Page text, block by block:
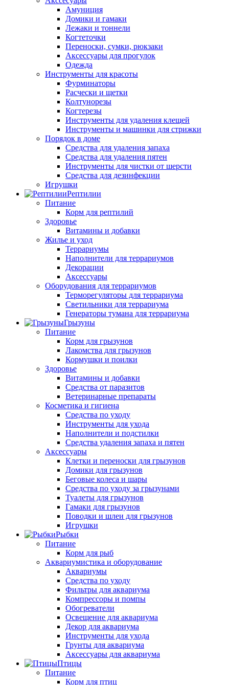
Амуниция
Домики и гамаки
Лежаки и тоннели
Когтеточки
Переноски, сумки, рюкзаки
Аксессуары для прогулок
Одежда
Инструменты для красоты
Фурминаторы
Расчески и щетки
Колтунорезы
Когтерезы
Инструменты для удаления клещей
Инструменты и машинки для стрижки
Порядок в доме
Средства для удаления запаха
Средства для удаления пятен
Инструменты для чистки от шерсти
Средства для дезинфекции
Игрушки
Рептилии
Питание
Корм для рептилий
Здоровье
Витамины и добавки
Жилье и уход
Террариумы
Наполнители для террариумов
Декорации
Аксессуары
Оборудования для террариумов
Терморегуляторы для террариума
Светильники для террариума
Генераторы тумана для террариума
Грызуны
Питание
Корм для грызунов
Лакомства для грызунов
Кормушки и поилки
Здоровье
Витамины и добавки
Средства от паразитов
Ветеринарные препараты
Косметика и гигиена
Средства по уходу
Инструменты для ухода
Наполнители и подстилки
Средства удаления запаха и пятен
Аксессуары
Клетки и переноски для грызунов
Домики для грызунов
Беговые колеса и шары
Средства по уходу за грызунами
Туалеты для грызунов
Гамаки для грызунов
Поводки и шлеи для грызунов
Игрушки
Рыбки
Питание
Корм для рыб
Аквариумистика и оборудование
Аквариумы
Средства по уходу
Фильтры для аквариума
Компрессоры и помпы
Обогреватели
Освещение для аквариума
Декор для аквариума
Инструменты для ухода
Грунты для аквариума
Аксессуары для аквариума
Птицы
Питание
Корм для птиц